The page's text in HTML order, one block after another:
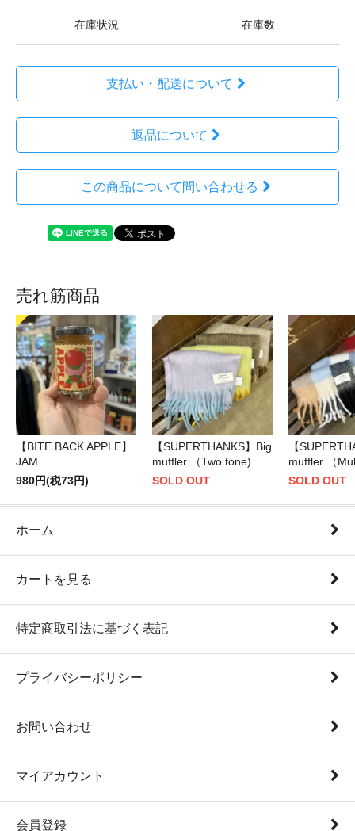
在庫状況 在庫数
支払い・配送について
返品について
この商品について問い合わせる
売れ筋商品
【BITE BACK APPLE】
JAM
980円(税73円)
【SUPERTHANKS】Big
muffler （Two tone)
SOLD OUT
【
muffler （
SOLD OUT
ホーム
カートを見る
特定商取引法に基づく表記
プライバシーポリシー
お問い合わせ
マイアカウント
会員登録